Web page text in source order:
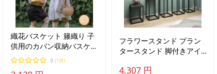
織花バスケット 籐織り 子
供用のカバン収納バスケッ
ト かご 籐 エアバスケット
ピクニック 籐バスケット
0 (1件)
フラワースタンド プラン
タースタンド 脚付きアイ
ラック フラワーラック サ
4,307 円